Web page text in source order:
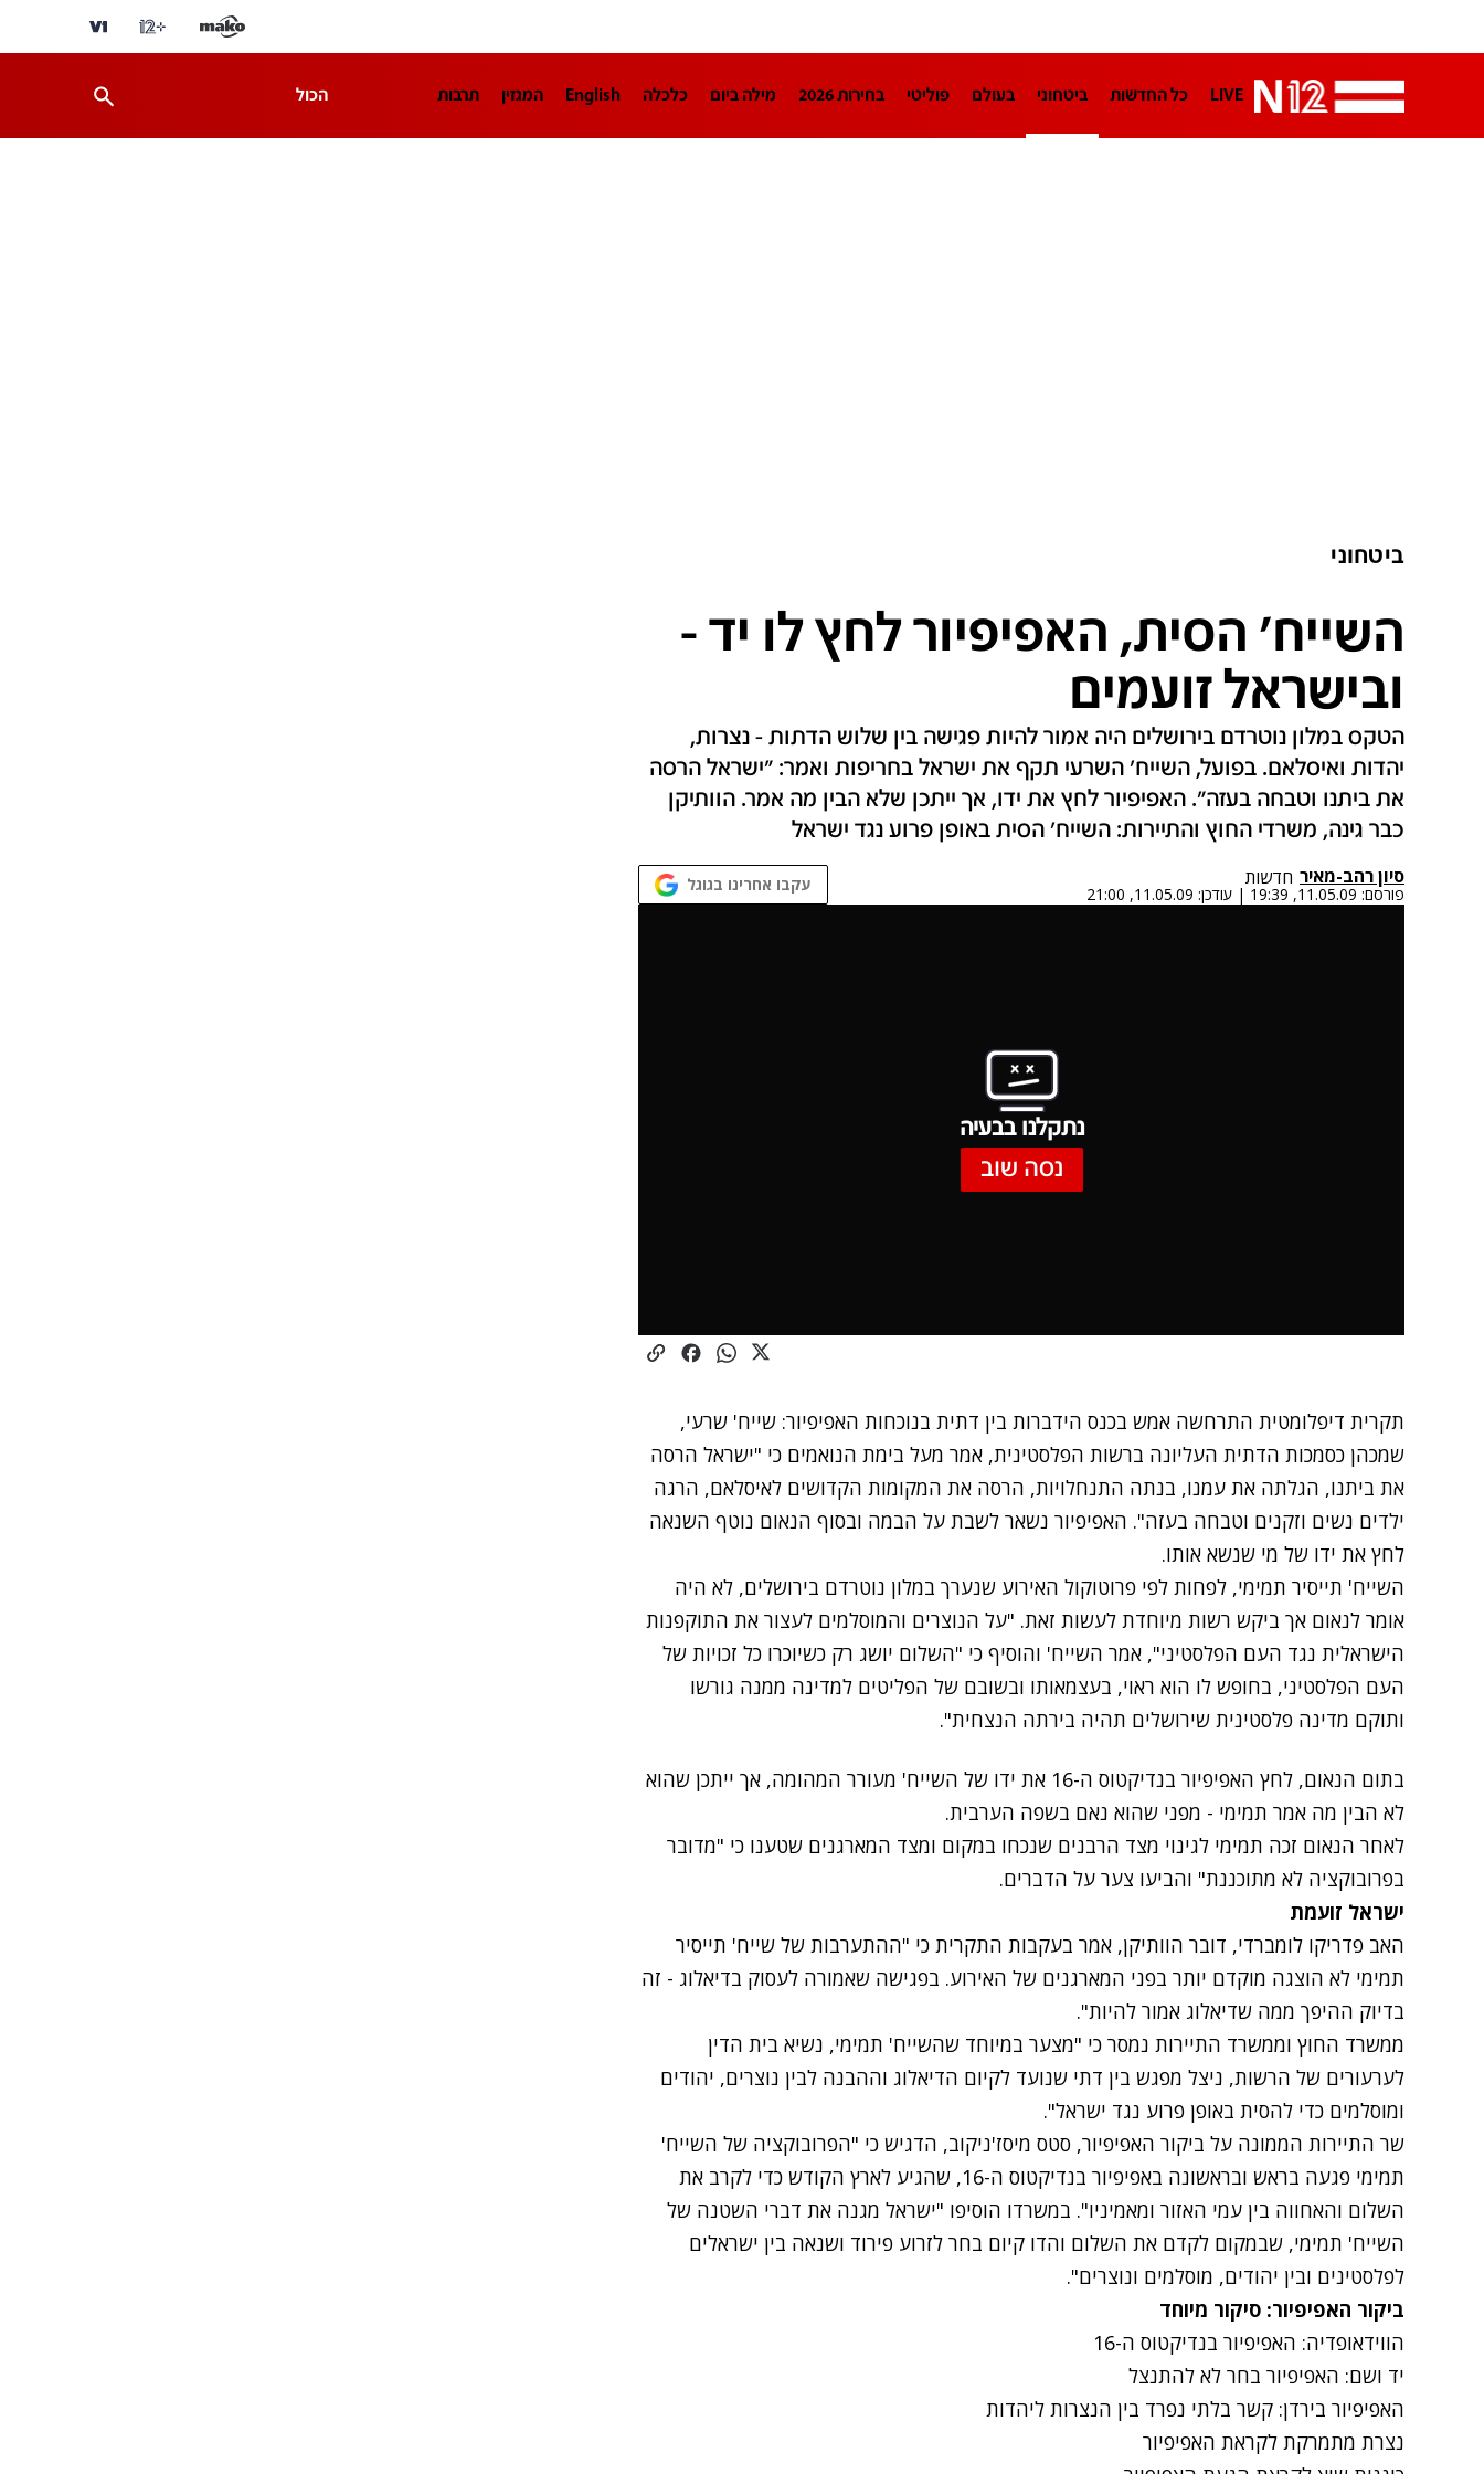
LIVE כל החדשות ביטחוני בעולם פוליטי בחירות 2026 מילה ביום כלכלה English המגזין תרבות הכול
ביטחוני
השייח' הסית, האפיפיור לחץ לו יד -
ובישראל זועמים
הטקס במלון נוטרדם בירושלים היה אמור להיות פגישה בין שלוש הדתות - נצרות,
יהדות ואיסלאם. בפועל, השייח' השרעי תקף את ישראל בחריפות ואמר: "ישראל הרסה
את ביתנו וטבחה בעזה". האפיפיור לחץ את ידו, אך ייתכן שלא הבין מה אמר. הוותיקן
כבר גינה, משרדי החוץ והתיירות: השייח' הסית באופן פרוע נגד ישראל
סיון רהב-מאיר חדשות
פורסם: 11.05.09, 19:39
| עודכן: 11.05.09, 21:00 עקבו אחרינו בגוגל
נתקלנו בבעיה
נסה שוב
תקרית דיפלומטית התרחשה אמש בכנס הידברות בין דתית בנוכחות האפיפיור: שייח' שרעי,
שמכהן כסמכות הדתית העליונה ברשות הפלסטינית, אמר מעל בימת הנואמים כי "ישראל הרסה
את ביתנו, הגלתה את עמנו, בנתה התנחלויות, הרסה את המקומות הקדושים לאיסלאם, הרגה
ילדים נשים וזקנים וטבחה בעזה". האפיפיור נשאר לשבת על הבמה ובסוף הנאום נוטף השנאה
לחץ את ידו של מי שנשא אותו.
השייח' תייסיר תמימי, לפחות לפי פרוטוקול האירוע שנערך במלון נוטרדם בירושלים, לא היה
אומר לנאום אך ביקש רשות מיוחדת לעשות זאת. "על הנוצרים והמוסלמים לעצור את התוקפנות
הישראלית נגד העם הפלסטיני", אמר השייח' והוסיף כי "השלום יושג רק כשיוכרו כל זכויות של
העם הפלסטיני, בחופש לו הוא ראוי, בעצמאותו ובשובם של הפליטים למדינה ממנה גורשו
ותוקם מדינה פלסטינית שירושלים תהיה בירתה הנצחית".
בתום הנאום, לחץ האפיפיור בנדיקטוס ה-16 את ידו של השייח' מעורר המהומה, אך ייתכן שהוא
לא הבין מה אמר תמימי - מפני שהוא נאם בשפה הערבית.
לאחר הנאום זכה תמימי לגינוי מצד הרבנים שנכחו במקום ומצד המארגנים שטענו כי "מדובר
בפרובוקציה לא מתוכננת" והביעו צער על הדברים.
ישראל זועמת
האב פדריקו לומברדי, דובר הוותיקן, אמר בעקבות התקרית כי "ההתערבות של שייח' תייסיר
תמימי לא הוצגה מוקדם יותר בפני המארגנים של האירוע. בפגישה שאמורה לעסוק בדיאלוג - זה
בדיוק ההיפך ממה שדיאלוג אמור להיות".
ממשרד החוץ וממשרד התיירות נמסר כי "מצער במיוחד שהשייח' תמימי, נשיא בית הדין
לערעורים של הרשות, ניצל מפגש בין דתי שנועד לקיום הדיאלוג וההבנה לבין נוצרים, יהודים
ומוסלמים כדי להסית באופן פרוע נגד ישראל".
שר התיירות הממונה על ביקור האפיפיור, סטס מיסז'ניקוב, הדגיש כי "הפרובוקציה של השייח'
תמימי פגעה בראש ובראשונה באפיפיור בנדיקטוס ה-16, שהגיע לארץ הקודש כדי לקרב את
השלום והאחווה בין עמי האזור ומאמיניו". במשרדו הוסיפו "ישראל מגנה את דברי השטנה של
השייח' תמימי, שבמקום לקדם את השלום והדו קיום בחר לזרוע פירוד ושנאה בין ישראלים
לפלסטינים ובין יהודים, מוסלמים ונוצרים".
ביקור האפיפיור: סיקור מיוחד
הווידאופדיה: האפיפיור בנדיקטוס ה-16
יד ושם: האפיפיור בחר לא להתנצל
האפיפיור בירדן: קשר בלתי נפרד בין הנצרות ליהדות
נצרת מתמרקת לקראת האפיפיור